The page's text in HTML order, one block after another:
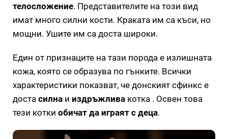
телосложение. Представителите на този вид
имат много силни кости. Краката им са къси, но
мощни. Ушите им са доста широки.
Един от признаците на тази порода е излишната
кожа, която се образува по гънките. Всички
характеристики показват, че донският сфинкс е
доста силна и издръжлива котка . Освен това
тези котки обичат да играят с деца.